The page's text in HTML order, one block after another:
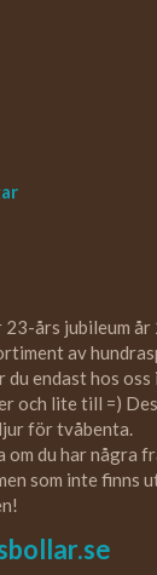
23-års jubileum år
av
endast hos oss
och lite till =)
för tvåbenta.
om du har några
som inte finns